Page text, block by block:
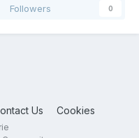
Followers 0
Us Cookies